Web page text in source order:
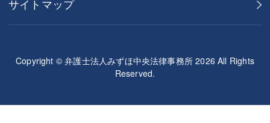
サイトマップ
Copyright © 弁護士法人みずほ中央法律事務所 2026 All Rights
Reserved.